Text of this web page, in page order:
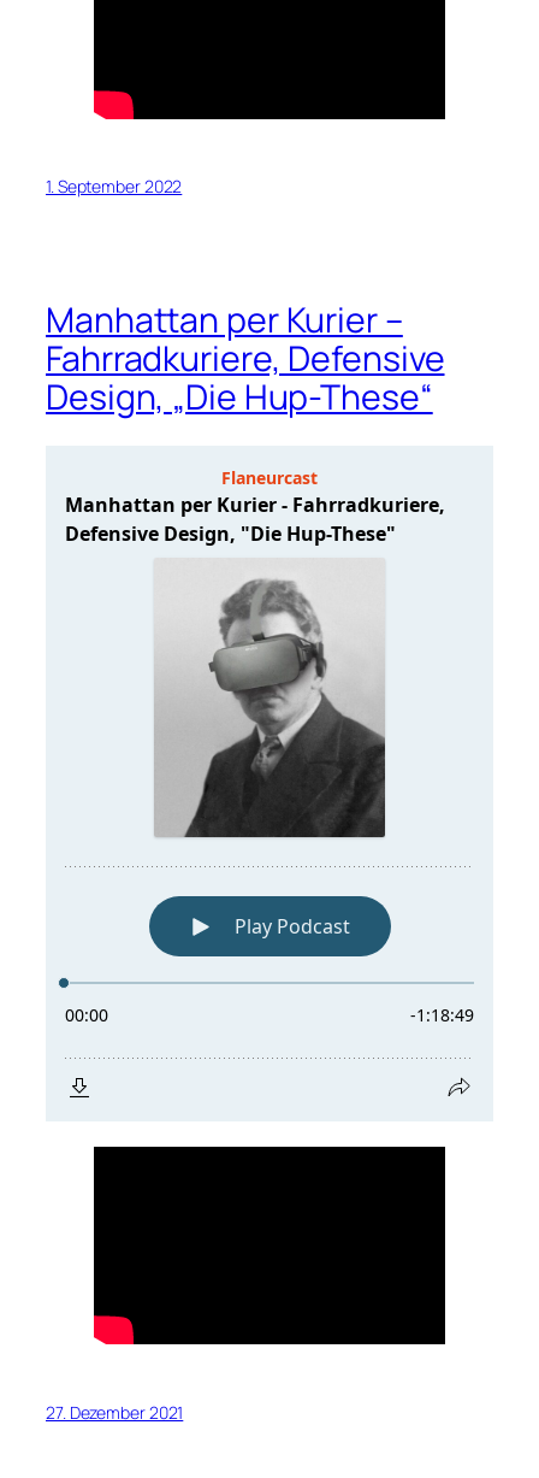
1. September 2022
Manhattan per Kurier –
Fahrradkuriere, Defensive
Design, „Die Hup-These“
27. Dezember 2021